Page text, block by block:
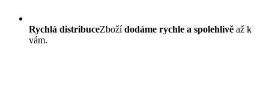
Rychlá distribuceZbožídodáme rychle a spolehlivě až k
vám.